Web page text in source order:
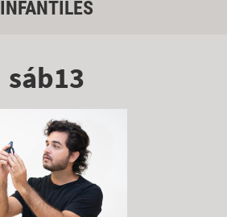
INFANTILES
sáb13